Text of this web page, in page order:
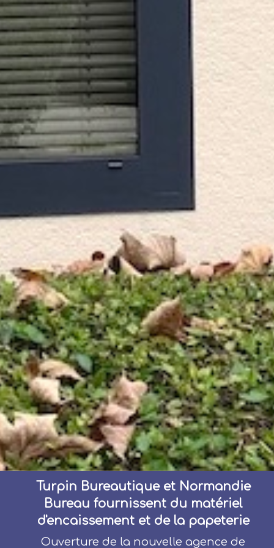
Turpin Bureautique et Normandie
Bureau fournissent du matériel
d'encaissement et de la papeterie
Ouverture de la nouvelle agence de
Turpin Bureautique fournit du
matériel d'encaissement à Alençon
et à Caen
Vente et réparation de terminaux de
Turpin Bureautique fournit de la
papeterie à Alençon et Caen
Vente de matériel de bureau à Alençon
et sur notre site de vente en ligne. La